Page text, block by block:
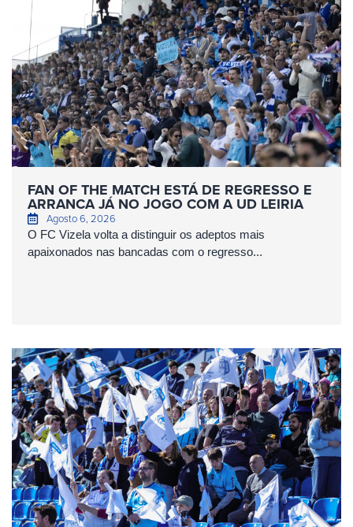
FAN OF THE MATCH ESTÁ DE REGRESSO E
ARRANCA JÁ NO JOGO COM A UD LEIRIA
Agosto 6, 2026
O FC Vizela volta a distinguir os adeptos mais
apaixonados nas bancadas com o regresso...